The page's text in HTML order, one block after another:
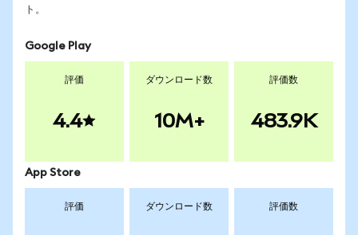
ト。
Google Play
評価
4.4
ダウンロード数
10M+
評価数
483.9K
App Store
評価 ダウンロード数 評価数